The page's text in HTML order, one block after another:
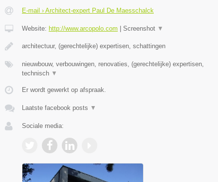
E-mail › Architect-expert Paul De Maesschalck
Website: http://www.arcopolo.com Screenshot ▼
architectuur, (gerechtelijke) expertisen, schattingen
nieuwbouw, verbouwingen, renovaties, (gerechtelijke) expertisen,
technisch ▼
Er wordt gewerkt op afspraak.
Laatste facebook posts ▼
Sociale media: